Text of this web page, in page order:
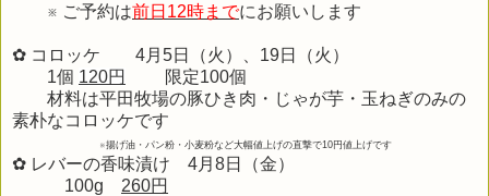
※ ご予約は前日12時までにお願いします
✿ コロッケ 4月5日（火）、19日（火）
1個 120円
限定100個
材料は平田牧場の豚ひき肉・じゃが芋・玉ねぎのみの
素朴なコロッケです
※揚げ油・パン粉・小麦粉など大幅値上げの直撃で10円値上げです
✿ レバーの香味漬け 4月8日（金）
100g 260円